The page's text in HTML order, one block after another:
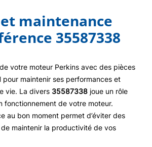
maintenance
35587338
votre moteur Perkins avec des pièces
pour maintenir ses performances et
vie. La divers 35587338 joue un rôle
fonctionnement de votre moteur.
au bon moment permet d’éviter des
maintenir la productivité de vos